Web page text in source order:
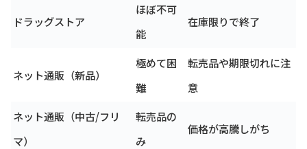
ドラッグストア
ほぼ不可
能
在庫限りで終了
ネット通販（新品）
極めて困
難
転売品や期限切れに注
意
ネット通販（中古/フリ
マ）
転売品の
み
価格が高騰しがち